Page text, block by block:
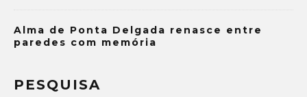
Alma de Ponta Delgada renasce entre
paredes com memória
PESQUISA